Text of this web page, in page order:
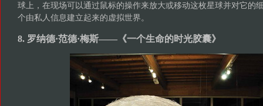
球上，在现场可以通过鼠标的操作来放大或移动这枚星球并对它的
个由私人信息建立起来的虚拟世界。
8. 罗纳德·范德·梅斯——《一个生命的时光胶囊》